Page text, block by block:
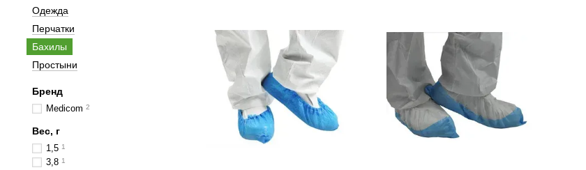
Одежда
Перчатки
Бахилы
Простыни
Бренд
Medicom 2
Вес, г
1,5 1
3,8 1